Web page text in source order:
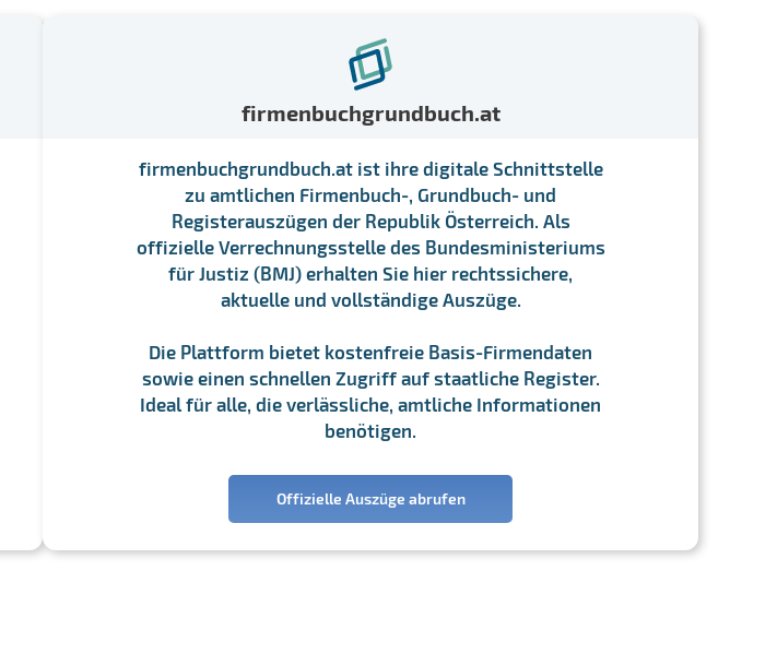
firmenbuchgrundbuch.at
firmenbuchgrundbuch.at ist ihre digitale Schnittstelle
zu amtlichen Firmenbuch-, Grundbuch- und
Registerauszügen der Republik Österreich. Als
offizielle Verrechnungsstelle des Bundesministeriums
für Justiz (BMJ) erhalten Sie hier rechtssichere,
aktuelle und vollständige Auszüge.
Die Plattform bietet kostenfreie Basis-Firmendaten
sowie einen schnellen Zugriff auf staatliche Register.
Ideal für alle, die verlässliche, amtliche Informationen
benötigen.
Offizielle Auszüge abrufen